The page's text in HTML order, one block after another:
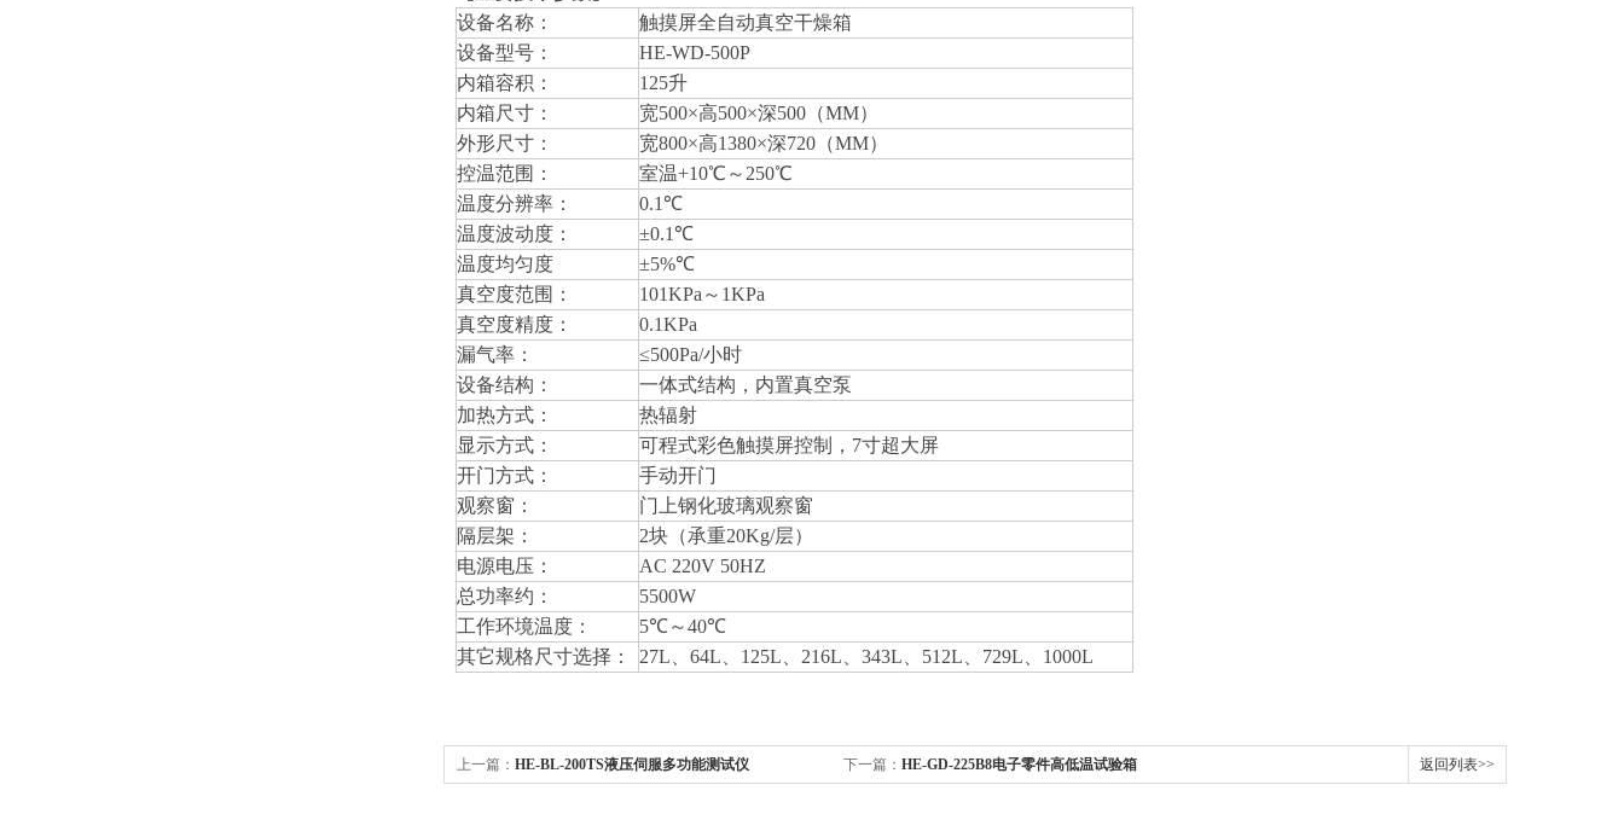
设备名称：
触摸屏全自动真空干燥箱
设备型号：
HE-WD-500P
内箱容积：
125升
内箱尺寸：
宽500×高500×深500（MM）
外形尺寸：
宽800×高1380×深720（MM）
控温范围：
室温+10℃～250℃
温度分辨率：
0.1 ℃
温度波动度：
±0.1℃
温度均匀度
±5%℃
真空度范围：
101KPa ～1KPa
真空度精度：
0.1KPa
漏气率：
≤500Pa/小时
设备结构：
一体式结构，内置真空泵
加热方式：
热辐射
显示方式：
可程式彩色触摸屏控制，7寸超大屏
开门方式：
手动开门
观察窗：
门上钢化玻璃观察窗
隔层架：
2块（承重20Kg/层）
电源电压：
AC 220V 50HZ
总功率约：
5500W
工作环境温度：
5℃～40℃
其它规格尺寸选择：
27L 、64L、125L、216L、343L、512L、729L、1000L
上一篇： HE-BL-200TS液压伺服多功能测试仪 下一篇： HE-GD-225B8电子零件高低温试验箱 返回列表>>